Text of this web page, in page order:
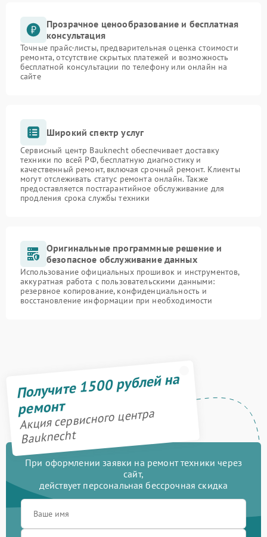
Прозрачное ценообразование и бесплатная
консультация
Точные прайс-листы, предварительная оценка стоимости
ремонта, отсутствие скрытых платежей и возможность
бесплатной консультации по телефону или онлайн на
сайте
Широкий спектр услуг
Сервисный центр Bauknecht обеспечивает доставку
техники по всей РФ, бесплатную диагностику и
качественный ремонт, включая срочный ремонт. Клиенты
могут отслеживать статус ремонта онлайн. Также
предоставляется постгарантийное обслуживание для
продления срока службы техники
Оригинальные программные решение и
безопасное обслуживание данных
Использование официальных прошивок и инструментов,
аккуратная работа с пользовательскими данными:
резервное копирование, конфиденциальность и
восстановление информации при необходимости
Получите 1500 рублей на
ремонт
Акция сервисного центра
Bauknecht
При оформлении заявки на ремонт техники через
сайт,
действует персональная бессрочная скидка